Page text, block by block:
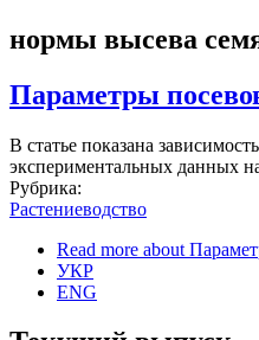
нормы высева
Параметры
В статье показана
экспериментальных данных
Рубрика:
Растениеводство
Read more about
УКР
ENG